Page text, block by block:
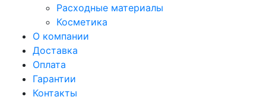
Расходные материалы
Косметика
О компании
Доставка
Оплата
Гарантии
Контакты